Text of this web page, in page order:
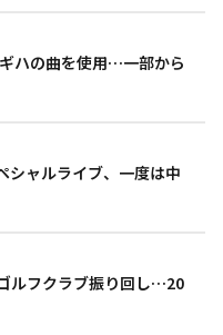
ハの曲を使用…一部から
シャルライブ、一度は中
ルフクラブ振り回し…20